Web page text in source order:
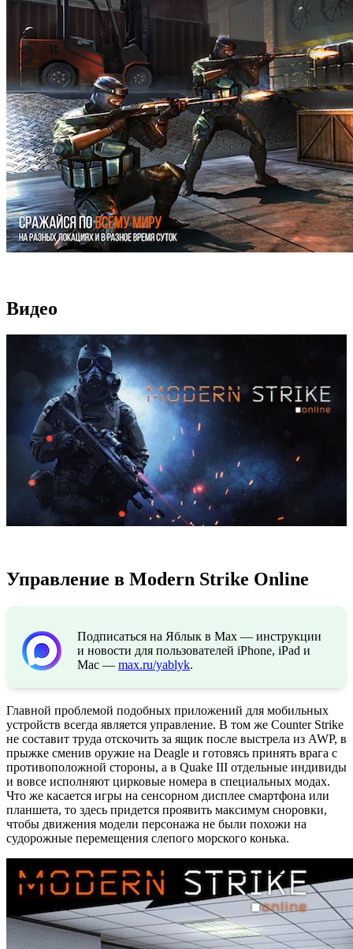
Видео
Управление в Modern Strike Online
Подписаться на Яблык в Max — инструкции
и новости для пользователей iPhone, iPad и
Mac — max.ru/yablyk.
Главной проблемой подобных приложений для мобильных
устройств всегда является управление. В том же Counter Strike
не составит труда отскочить за ящик после выстрела из AWP, в
прыжке сменив оружие на Deagle и готовясь принять врага с
противоположной стороны, а в Quake III отдельные индивиды
и вовсе исполняют цирковые номера в специальных модах.
Что же касается игры на сенсорном дисплее смартфона или
планшета, то здесь придется проявить максимум сноровки,
чтобы движения модели персонажа не были похожи на
судорожные перемещения слепого морского конька.